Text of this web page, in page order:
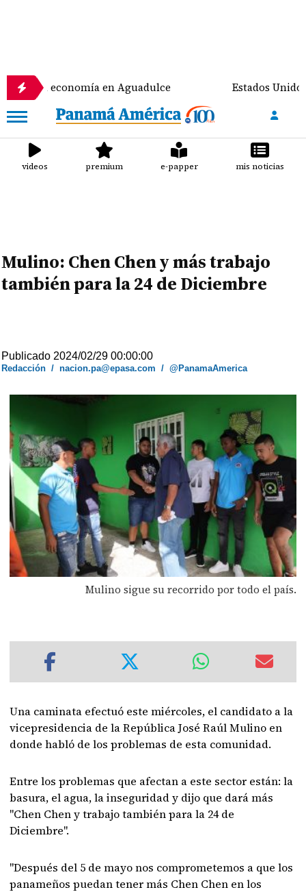
la economía en Aguadulce Estados Unidos
videos premium e-papper mis noticias
Mulino: Chen Chen y más trabajo
también para la 24 de Diciembre
Publicado 2024/02/29 00:00:00
Redacción /nacion.pa@epasa.com /@PanamaAmerica
Mulino sigue su recorrido por todo el país.
Una caminata efectuó este miércoles, el candidato a la
vicepresidencia de la República José Raúl Mulino en
donde habló de los problemas de esta comunidad.
Entre los problemas que afectan a este sector están: la
basura, el agua, la inseguridad y dijo que dará más
"Chen Chen y trabajo también para la 24 de
Diciembre".
"Después del 5 de mayo nos comprometemos a que los
panameños puedan tener más Chen Chen en los